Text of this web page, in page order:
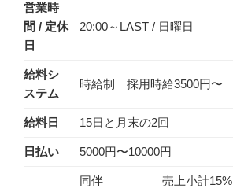
営業時
間 / 定休
日
20:00～LAST / 日曜日
給料シ
ステム
時給制 採用時給3500円〜
給料日 15日と月末の2回
日払い 5000円〜10000円
同伴 売上小計15%